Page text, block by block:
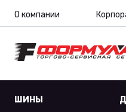
О компании
ШИНЫ